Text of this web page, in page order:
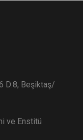
D:8, Beşiktaş/
ve Enstitü